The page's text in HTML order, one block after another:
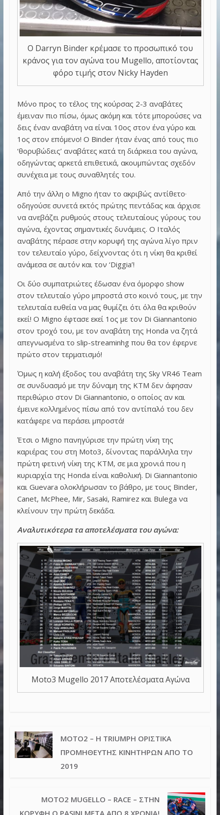
Ο Darryn Binder κρέμασε το προσωπικό του
κράνος για τον αγώνα του Mugello, αποτίοντας
φόρο τιμής στον Nicky Hayden
Μόνο προς το τέλος της κούρσας 2-3 αναβάτες
έμειναν πιο πίσω, όμως ακόμη και τότε μπορούσες να
δεις έναν αναβάτη να είναι 10ος στον ένα γύρο και
1ος στον επόμενο! Ο Binder ήταν ένας από τους πιο
‘θορυβώδεις’ αναβάτες κατά τη διάρκεια του αγώνα,
οδηγώντας αρκετά επιθετικά, ακουμπώντας σχεδόν
συνέχεια με τους συναθλητές του.
Από την άλλη ο Migno ήταν το ακριβώς αντίθετο·
οδηγούσε συνετά εκτός πρώτης πεντάδας και άρχισε
να ανεβάζει ρυθμούς στους τελευταίους γύρους του
αγώνα, έχοντας σημαντικές δυνάμεις. Ο Ιταλός
αναβάτης πέρασε στην κορυφή της αγώνα λίγο πριν
τον τελευταίο γύρο, δείχνοντας ότι η νίκη θα κριθεί
ανάμεσα σε αυτόν και τον ‘Diggia’!
Οι δύο συμπατριώτες έδωσαν ένα όμορφο show
στον τελευταίο γύρο μπροστά στο κοινό τους, με την
τελευταία ευθεία να μας θυμίζει ότι όλα θα κριθούν
εκεί! Ο Migno έφτασε εκεί 1ος με τον Di Giannantonio
στον τροχό του, με τον αναβάτη της Honda να ζητά
απεγνωσμένα το slip-streaminhg που θα τον έφερνε
πρώτο στον τερματισμό!
Όμως η καλή έξοδος του αναβάτη της Sky VR46 Team
σε συνδυασμό με την δύναμη της KTM δεν άφησαν
περιθώριο στον Di Giannantonio, ο οποίος αν και
έμεινε κολλημένος πίσω από τον αντίπαλό του δεν
κατάφερε να περάσει μπροστά!
Έτσι ο Migno πανηγύρισε την πρώτη νίκη της
καριέρας του στη Moto3, δίνοντας παράλληλα την
πρώτη φετινή νίκη της KTM, σε μια χρονιά που η
κυριαρχία της Honda είναι καθολική. Di Giannantonio
και Guevara ολοκλήρωσαν το βάθρο, με τους Binder,
Canet, McPhee, Mir, Sasaki, Ramirez και Bulega να
κλείνουν την πρώτη δεκάδα.
Αναλυτικότερα τα αποτελέσματα του αγώνα:
Moto3 Mugello 2017 Αποτελέσματα Αγώνα
MOTO2 – Η TRIUMPH ΟΡΙΣΤΙΚΆ
ΠΡΟΜΗΘΕΥΤΉΣ ΚΙΝΗΤΉΡΩΝ ΑΠΌ ΤΟ
2019
MOTO2 MUGELLO – RACE – ΣΤΗΝ
ΚΟΡΥΦΉ Ο PASINI ΜΕΤΆ ΑΠΌ 8 ΧΡΌΝΙΑ!